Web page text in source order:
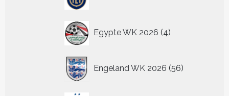
producten
Egypte WK 2026 4
producten
Engeland WK 2026 56
producten